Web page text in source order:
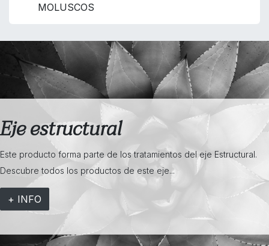
MOLUSCOS
Eje estructural
Este producto forma parte de los tratamientos del eje Estructural.
Descubre todos los productos de este eje...
+ INFO